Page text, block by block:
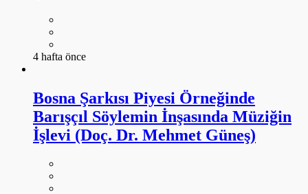
4 hafta önce
Bosna Şarkısı Piyesi Örneğinde
Barışçıl Söylemin İnşasında Müziğin
İşlevi (Doç. Dr. Mehmet Güneş)